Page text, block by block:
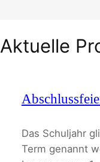
Aktuelle
Das Schuljahr
Term genannt